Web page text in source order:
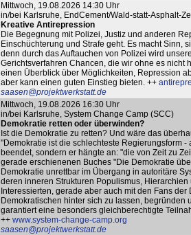
Mittwoch, 19.08.2026 14:30 Uhr
in/bei Karlsruhe, EndCement/Wald-statt-Asphalt-
Kreative Antirepression
Die Begegnung mit Polizei, Justiz und anderen
Einschüchterung und Strafe geht. Es macht Sinn,
denn durch das Auftauchen von Polizei wird
Gerichtsverfahren Chancen, die wir ohne es nicht
einen Überblick über Möglichkeiten, Repression
aber kann einen guten Einstieg bieten. ++
saasen@projektwerkstatt.de
Mittwoch, 19.08.2026 16:30 Uhr
in/bei Karlsruhe, System Change Camp (SCC)
Demokratie retten oder überwinden?
Ist die Demokratie zu retten? Und wäre das
"Demokratie ist die schlechteste Regierungsform
beendet, sondern er hängte an: "die von Zeit zu
gerade erschienenen Buches "Die Demokratie
Demokratie unrettbar im Übergang in autoritäre
deren inneren Strukturen Populismus,
Interessierten, gerade aber auch mit den Fans
Demokratischen hinter sich zu lassen,
garantiert eine besonders gleichberechtigte
++ www.system-change-camp.org
saasen@projektwerkstatt.de